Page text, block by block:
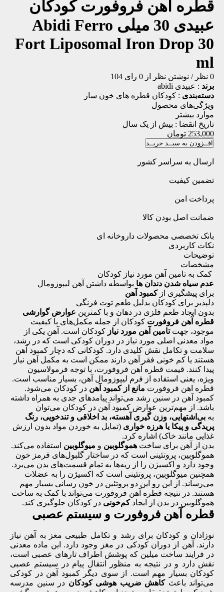
قطره آهن فروفورت کودکان
عبیدی 30 میلی
Abidi Ferro
Fort Liposomal Iron Drop 30
ml
0 نظر / نوشتن نظر از 0 رای
104
برند : عبیدی abidi
دسته‌بندی : کودکان قطره های خون ساز
ویژگی‌های محصول
موارد بیشتر
تاریخ انقضا : بیش از یک سال
253,000 تومان
افــزودن به سبــد خریــد
ارسال به سراسر کشور
تضمین کیفیت
پرداخت امن
ضمانت اصل بودن کالا
بانک تخصصی محصولات داروخانه ای
نکات کاربردی
توضیحات
مشخصات
کمک به تامین آهن مورد نیاز کودکان
عدم سیاه شدن دندان ها بواسطه داشتن آهن لیپوزومال
برای پیشگیری ازکمبود آهن
دلپذیر برای کودکان بدلیل طعم توت فرنگی
بدون ایجاد طعم فلزی در دهان و با کمترین عوارض گوارشی
قطره آهن فروفورت کودکان از جمله مکمل‌های با کیفیت
موجود، جهتتامین آهن مورد نیاز کودکان است. آهن یکی از
مواد معدنی اصلی مورد نیاز در دوران کودکی است که در رشد،
سلامت و تکامل نقش کلیدی دارد. کودکانی که دچار کمبود آهن
هستند یا کم خونی فقر آهن دارند ممکن است به مکمل آهن نیاز
پیدا کنند. قیمت قطره آهن فروفورت، با توجه فرمولاسیون
ویژه، یعنی استفاده از فرم لیپوزومال آهن، بسیار مناسب است.
قطره اهن فروفورت مانع از کمبود آهن در کودکان می‌شود.
کمبود آهن در سنین رشد می‌تواند پیامد‌های جدی به همراه داشته
باشد. از مهم‌ترین عوارض کمبود آهن در کودکان می‌توان
به بی‌اشتهایی، وزن گیری آهسته، بد اخلاقی و تند‌خویی، رنگ
پریدگی و پیکا یا هرزه‌ خواری (تمایل به خوردن مواد بدون ارزش
غذایی مانند خاک) اشاره کرد.
بدن از آهن برای ساخت هموگلوبین و میوگلوبین استفاده می‌کند.
هموگلوبین، پروتئینی است که در ساختار گلبول‌های قرمز خون
وجود دارد و اکسیژن را از ریه‌ها به تمام قسمت‌های بدن می‌برد.
همچنین میوگلوبین، پروتئینی است که اکسیژن را به عضلات
می‌رساند. از این رو این دو پروتئین در خون رسانی بسیار مهم
هستند. در نتیجه قطره آهن فروفورت می‌تواند با کمک به ساخت
هموگلوبین در بدن از ایجاد کم‌خونی در کودکان جلوگیری کند.
قطره آهن فروفورت و سیستم عصبی
نوزادان و کودکان برای رشد و تکامل طبیعی مغز به آهن نیاز
دارند. آهن از دوران کودکی در مغز وجود دارد. این ماده معدنی
در فرایند ساخت میلین که پوشش اطراف تارهای عصبی است،
نقش دارد و در نتیجه به منظور انتقال پیام در سیستم عصبی
کودکان بسیار مهم است. از سوی دیگر کمبود آهن در کودکی
می‌تواند باعث کاهش ضریب هوشی کودکان در سنین مدرسه